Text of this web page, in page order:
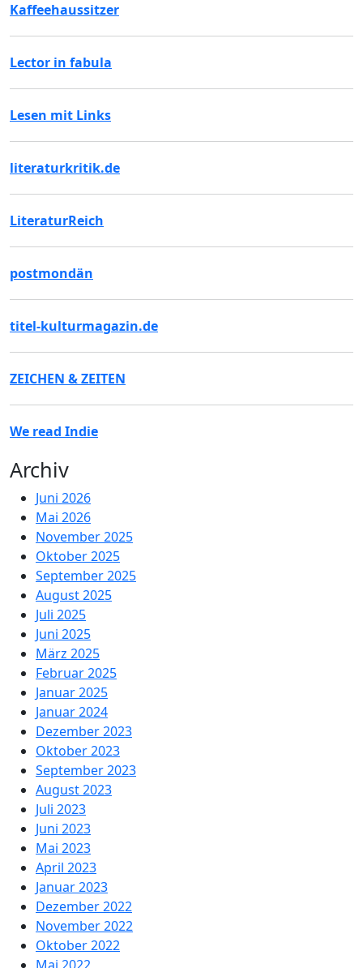
Kaffeehaussitzer
Lector in fabula
Lesen mit Links
literaturkritik.de
LiteraturReich
postmondän
titel-kulturmagazin.de
ZEICHEN & ZEITEN
We read Indie
Archiv
Juni 2026
Mai 2026
November 2025
Oktober 2025
September 2025
August 2025
Juli 2025
Juni 2025
März 2025
Februar 2025
Januar 2025
Januar 2024
Dezember 2023
Oktober 2023
September 2023
August 2023
Juli 2023
Juni 2023
Mai 2023
April 2023
Januar 2023
Dezember 2022
November 2022
Oktober 2022